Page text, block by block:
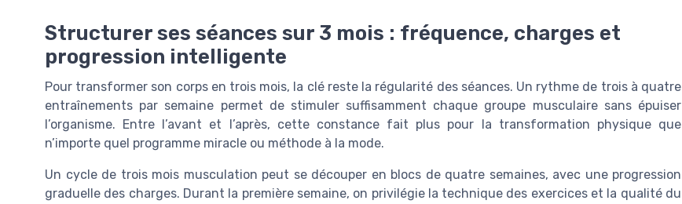
Structurer ses séances sur 3 mois : fréquence, charges et
progression intelligente
Pour transformer son corps en trois mois, la clé reste la régularité des séances. Un rythme de trois à quatre
entraînements par semaine permet de stimuler suffisamment chaque groupe musculaire sans épuiser
l’organisme. Entre l’avant et l’après, cette constance fait plus pour la transformation physique que
n’importe quel programme miracle ou méthode à la mode.
Un cycle de trois mois musculation peut se découper en blocs de quatre semaines, avec une progression
graduelle des charges. Durant la première semaine, on privilégie la technique des exercices et la qualité du